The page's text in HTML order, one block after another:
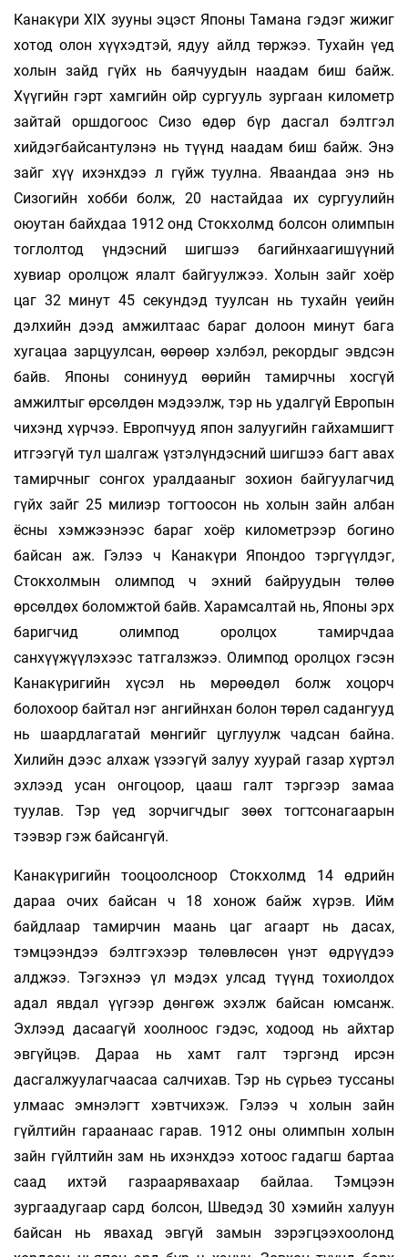
Канакүри XIX зууны эцэст Японы Тамана гэдэг жижиг
хотод олон хүүхэдтэй, ядуу айлд төржээ. Тухайн үед
холын зайд гүйх нь баячуудын наадам биш байж.
Хүүгийн гэрт хамгийн ойр сургууль зургаан километр
зайтай оршдогоос Сизо өдөр бүр дасгал бэлтгэл
хийдэгбайсантулэнэ нь түүнд наадам биш байж. Энэ
зайг хүү ихэнхдээ л гүйж туулна. Яваандаа энэ нь
Сизогийн хобби болж, 20 настайдаа их сургуулийн
оюутан байхдаа 1912 онд Стокхолмд болсон олимпын
тоглолтод үндэсний шигшээ багийнхаагишүүний
хувиар оролцож ялалт байгуулжээ. Холын зайг хоёр
цаг 32 минут 45 секундэд туулсан нь тухайн үеийн
дэлхийн дээд амжилтаас бараг долоон минут бага
хугацаа зарцуулсан, өөрөөр хэлбэл, рекордыг эвдсэн
байв. Японы сонинууд өөрийн тамирчны хосгүй
амжилтыг өрсөлдөн мэдээлж, тэр нь удалгүй Европын
чихэнд хүрчээ. Европчууд япон залуугийн гайхамшигт
итгээгүй тул шалгаж үзтэлүндэсний шигшээ багт авах
тамирчныг сонгох уралдааныг зохион байгуулагчид
гүйх зайг 25 милиэр тогтоосон нь холын зайн албан
ёсны хэмжээнээс бараг хоёр километрээр богино
байсан аж. Гэлээ ч Канакүри Япондоо тэргүүлдэг,
Стокхолмын олимпод ч эхний байруудын төлөө
өрсөлдөх боломжтой байв. Харамсалтай нь, Японы эрх
баригчид олимпод оролцох тамирчдаа
санхүүжүүлэхээс татгалзжээ. Олимпод оролцох гэсэн
Канакүригийн хүсэл нь мөрөөдөл болж хоцорч
болохоор байтал нэг ангийнхан болон төрөл садангууд
нь шаардлагатай мөнгийг цуглуулж чадсан байна.
Хилийн дээс алхаж үзээгүй залуу хуурай газар хүртэл
эхлээд усан онгоцоор, цааш галт тэргээр замаа
туулав. Тэр үед зорчигчдыг зөөх тогтсонагаарын
тээвэр гэж байсангүй.
Канакүригийн тооцоолсноор Стокхолмд 14 өдрийн
дараа очих байсан ч 18 хонож байж хүрэв. Ийм
байдлаар тамирчин маань цаг агаарт нь дасах,
тэмцээндээ бэлтгэхээр төлөвлөсөн үнэт өдрүүдээ
алджээ. Тэгэхнээ үл мэдэх улсад түүнд тохиолдох
адал явдал үүгээр дөнгөж эхэлж байсан юмсанж.
Эхлээд дасаагүй хоолноос гэдэс, ходоод нь айхтар
эвгүйцэв. Дараа нь хамт галт тэргэнд ирсэн
дасгалжуулагчаасаа салчихав. Тэр нь сүрьеэ туссаны
улмаас эмнэлэгт хэвтчихэж. Гэлээ ч холын зайн
гүйлтийн гараанаас гарав. 1912 оны олимпын холын
зайн гүйлтийн зам нь ихэнхдээ хотоос гадагш бартаа
саад ихтэй газраарявахаар байлаа. Тэмцээн
зургаадугаар сард болсон, Шведэд 30 хэмийн халуун
байсан нь явахад эвгүй замын зэрэгцээхоолонд